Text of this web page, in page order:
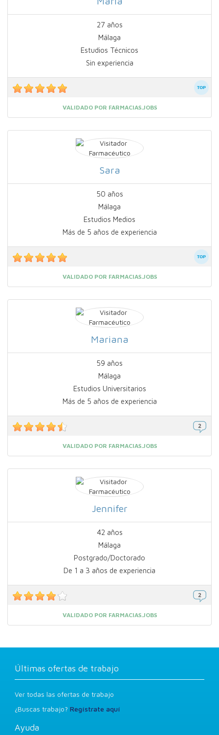
27 años
Málaga
Estudios Técnicos
Sin experiencia
VALIDADO POR FARMACIAS.JOBS
Sara
50 años
Málaga
Estudios Medios
Más de 5 años de experiencia
VALIDADO POR FARMACIAS.JOBS
Mariana
59 años
Málaga
Estudios Universitarios
Más de 5 años de experiencia
VALIDADO POR FARMACIAS.JOBS
Jennifer
42 años
Málaga
Postgrado/Doctorado
De 1 a 3 años de experiencia
VALIDADO POR FARMACIAS.JOBS
Últimas ofertas de trabajo
Ver todas las ofertas de trabajo
¿Buscas trabajo? Regístrate aquí
Ayuda